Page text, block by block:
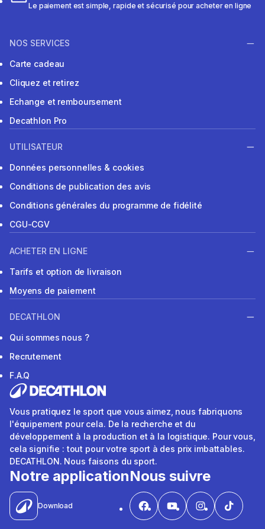
Le paiement est simple, rapide et sécurisé pour acheter en ligne
NOS SERVICES
Carte cadeau
Cliquez et retirez
Echange et remboursement
Decathlon Pro
UTILISATEUR
Données personnelles & cookies
Conditions de publication des avis
Conditions générales du programme de fidélité
CGU-CGV
ACHETER EN LIGNE
Tarifs et option de livraison
Moyens de paiement
DECATHLON
Qui sommes nous ?
Recrutement
F.A.Q
Vous pratiquez le sport que vous aimez, nous fabriquons
l'équipement pour cela. De la recherche et du
développement à la production et à la logistique. Pour vous,
cela signifie : tout pour votre sport à des prix imbattables.
DECATHLON. Nous faisons du sport.
Notre application
Download
Nous suivre